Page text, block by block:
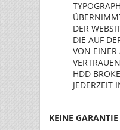
DER
DIE AUF
VON EINER
HDD
JEDERZEIT
KEINE